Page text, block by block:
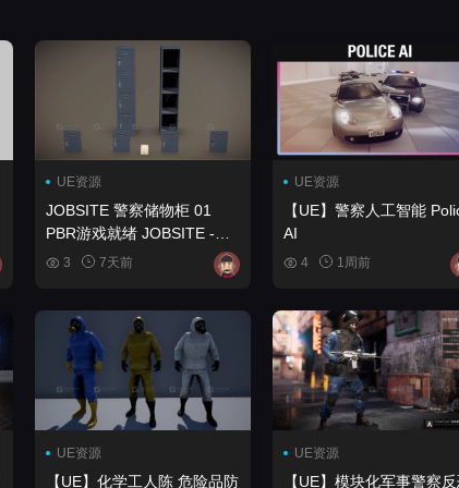
UE资源
JOBSITE 警察储物柜 01
PBR游戏就绪 JOBSITE -
Police Locker 01 - PBR
3 7天前
UE资源
【UE】警察人工智能 Police
AI
4 1周前
UE资源
【UE】化学工人陈 危险品防
UE资源
【UE】模块化军事警察